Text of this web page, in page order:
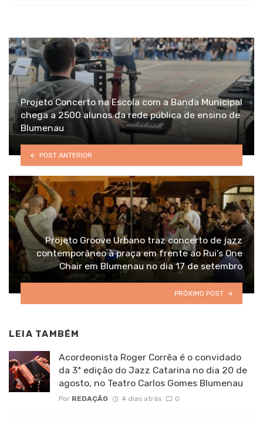
Projeto Concerto na Escola com a Banda Municipal
chega a 2500 alunos da rede pública de ensino de
Blumenau
POST ANTERIOR
Projeto Groove Urbano traz concerto de jazz
contemporâneo à praça em frente ao Rui’s One
Chair em Blumenau no dia 17 de setembro
PRÓXIMO POST
LEIA TAMBÉM
Acordeonista Roger Corrêa é o convidado
da 3ª edição do Jazz Catarina no dia 20 de
agosto, no Teatro Carlos Gomes Blumenau
Por REDAÇÃO 4 dias atrás 0